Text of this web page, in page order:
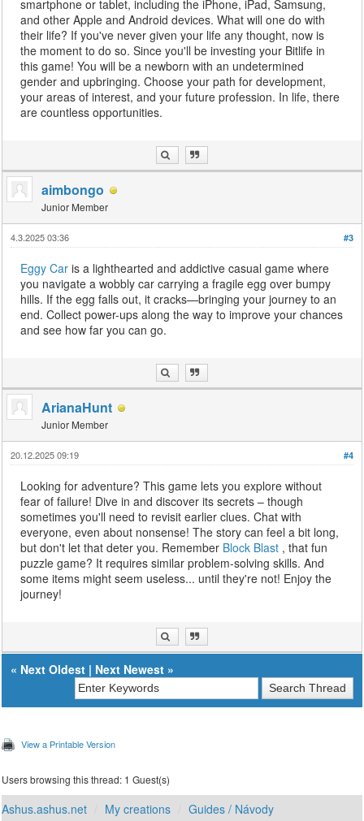
smartphone or tablet, including the iPhone, iPad, Samsung,
and other Apple and Android devices. What will one do with
their life? If you've never given your life any thought, now is
the moment to do so. Since you'll be investing your Bitlife in
this game! You will be a newborn with an undetermined
gender and upbringing. Choose your path for development,
your areas of interest, and your future profession. In life, there
are countless opportunities.
aimbongo
Junior Member
#3
4.3.2025 03:36
Eggy Car is a lighthearted and addictive casual game where
you navigate a wobbly car carrying a fragile egg over bumpy
hills. If the egg falls out, it cracks—bringing your journey to an
end. Collect power-ups along the way to improve your chances
and see how far you can go.
ArianaHunt
Junior Member
#4
20.12.2025 09:19
Looking for adventure? This game lets you explore without
fear of failure! Dive in and discover its secrets – though
sometimes you'll need to revisit earlier clues. Chat with
everyone, even about nonsense! The story can feel a bit long,
but don't let that deter you. Remember Block Blast , that fun
puzzle game? It requires similar problem-solving skills. And
some items might seem useless... until they're not! Enjoy the
journey!
« Next Oldest | Next Newest »
View a Printable Version
Users browsing this thread: 1 Guest(s)
Ashus.ashus.net My creations Guides / Návody